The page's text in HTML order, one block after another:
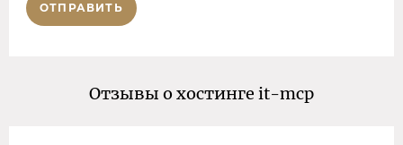
ОТПРАВИТЬ
Отзывы о хостинге it-mcp